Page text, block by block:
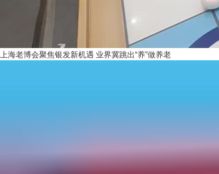
上海老博会聚焦银发新机遇 业界冀跳出“养”做养老